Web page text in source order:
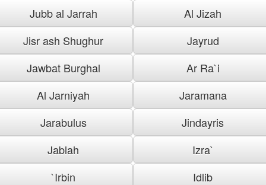
Jubb al Jarrah
Al Jizah
Jisr ash Shughur
Jayrud
Jawbat Burghal
Ar Ra`i
Al Jarniyah
Jaramana
Jarabulus
Jindayris
Jablah
Izra`
`Irbin
Idlib